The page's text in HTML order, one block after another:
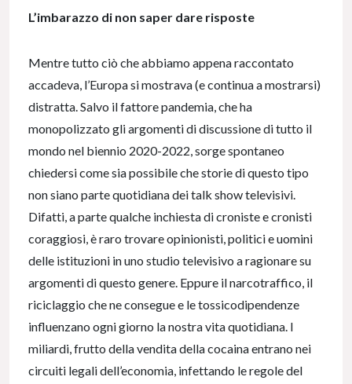
L’imbarazzo di non saper dare risposte
Mentre tutto ciò che abbiamo appena raccontato
accadeva, l’Europa si mostrava (e continua a mostrarsi)
distratta. Salvo il fattore pandemia, che ha
monopolizzato gli argomenti di discussione di tutto il
mondo nel biennio 2020-2022, sorge spontaneo
chiedersi come sia possibile che storie di questo tipo
non siano parte quotidiana dei talk show televisivi.
Difatti, a parte qualche inchiesta di croniste e cronisti
coraggiosi, è raro trovare opinionisti, politici e uomini
delle istituzioni in uno studio televisivo a ragionare su
argomenti di questo genere. Eppure il narcotraffico, il
riciclaggio che ne consegue e le tossicodipendenze
influenzano ogni giorno la nostra vita quotidiana. I
miliardi, frutto della vendita della cocaina entrano nei
circuiti legali dell’economia, infettando le regole del